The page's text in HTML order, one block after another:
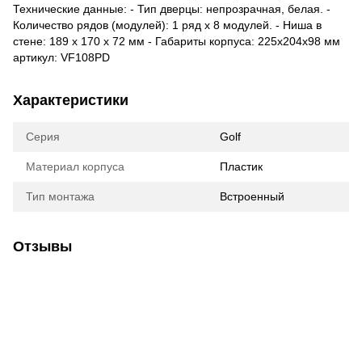
Технические данные: - Тип дверцы: непрозрачная, белая. -
Количество рядов (модулей): 1 ряд x 8 модулей. - Ниша в
стене: 189 x 170 x 72 мм - Габариты корпуса: 225х204х98 мм
артикул: VF108PD
Характеристики
Серия Golf
Материал корпуса Пластик
Тип монтажа Встроенный
Отзывы